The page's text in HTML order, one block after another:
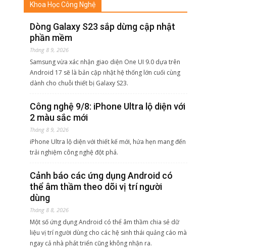
Khoa Học Công Nghệ
Dòng Galaxy S23 sắp dừng cập nhật
phần mềm
Tháng 8 9, 2026
Samsung vừa xác nhận giao diện One UI 9.0 dựa trên
Android 17 sẽ là bản cập nhật hệ thống lớn cuối cùng
dành cho chuỗi thiết bị Galaxy S23.
Công nghệ 9/8: iPhone Ultra lộ diện với
2 màu sắc mới
Tháng 8 9, 2026
iPhone Ultra lộ diện với thiết kế mới, hứa hẹn mang đến
trải nghiệm công nghệ đột phá.
Cảnh báo các ứng dụng Android có
thể âm thầm theo dõi vị trí người
dùng
Tháng 8 8, 2026
Một số ứng dụng Android có thể âm thầm chia sẻ dữ
liệu vị trí người dùng cho các hệ sinh thái quảng cáo mà
ngay cả nhà phát triển cũng không nhận ra.